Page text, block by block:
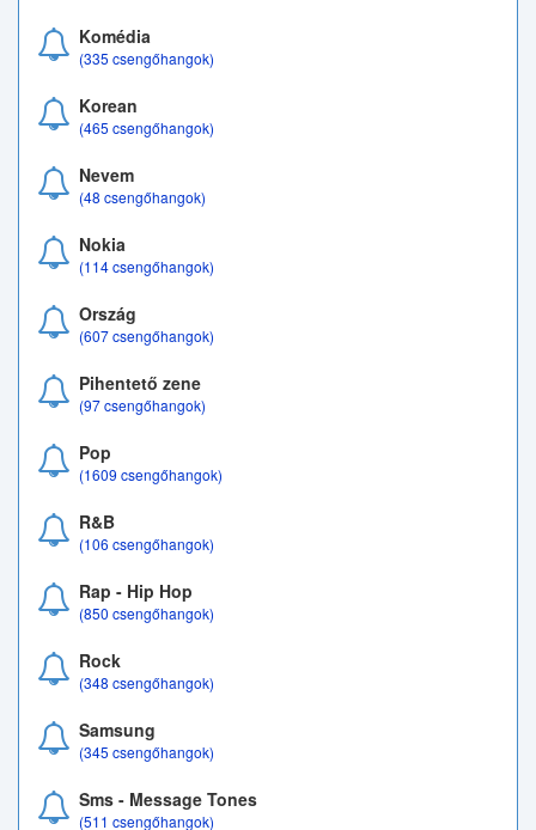
Komédia
(335 csengőhangok)
Korean
(465 csengőhangok)
Nevem
(48 csengőhangok)
Nokia
(114 csengőhangok)
Ország
(607 csengőhangok)
Pihentető zene
(97 csengőhangok)
Pop
(1609 csengőhangok)
R&B
(106 csengőhangok)
Rap - Hip Hop
(850 csengőhangok)
Rock
(348 csengőhangok)
Samsung
(345 csengőhangok)
Sms - Message Tones
(511 csengőhangok)